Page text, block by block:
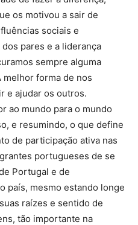
os motivou a sair de
sociais e
pares e a liderança
sempre alguma
forma de nos
e ajudar os outros.
ao mundo para o mundo
e resumindo, o que define
de participação ativa nas
portugueses de se
Portugal e de
país, mesmo estando longe
raízes e sentido de
tão importante na